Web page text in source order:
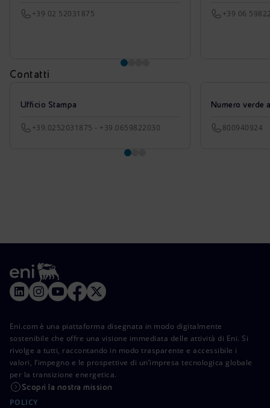
+39 02 52031875 +39 06
Contatti
Ufficio Stampa
+39.0252031875 - +39.0659822030
Numero verde
800940924
Eni.com è una piattaforma disegnata in modo digitalmente
sostenibile che offre una visione immediata delle attività di Eni. Si
rivolge a tutti, raccontando in modo trasparente e accessibile i
valori, l’impegno e le prospettive di un’impresa tecnologica globale
per la transizione energetica.
Scopri la nostra mission
POLICY